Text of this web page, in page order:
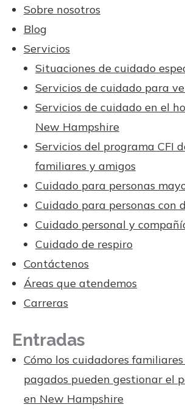
Sobre nosotros
Blog
Servicios
Situaciones de cuidado
Servicios de cuidado para
Servicios de cuidado en el
New Hampshire
Servicios del programa CFI
familiares y amigos
Cuidado para personas
Cuidado para personas con
Cuidado personal y
Cuidado de respiro
Contáctenos
Áreas que atendemos
Carreras
Entradas
Cómo los cuidadores
pagados pueden gestionar el
en New Hampshire